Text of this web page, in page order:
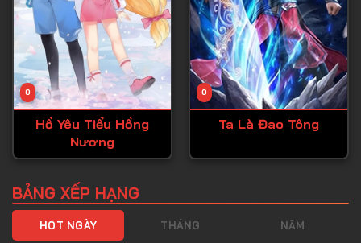
Tập 44
Tập 45
Tập 46
Tập 47
Tập 49
0
Hồ Yêu Tiểu Hồng
Nương
0
Ta Là Đao Tông
BẢNG XẾP HẠNG
HOT NGÀY THÁNG NĂM